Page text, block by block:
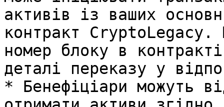
активів із ваших
контракт CryptoLegacy.
номер блоку в
деталі переказу у
* Бенефіціари можуть